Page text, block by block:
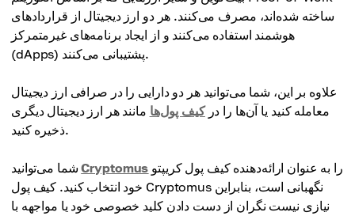
ساخته شده‌اند، مصرف می‌کنند. هر دو ارز دیجیتال از قراردادهای
هوشمند استفاده می‌کنند و از ایجاد برنامه‌های غیرمتمرکز
(dApps) پشتیبانی می‌کنند.
علاوه بر این، شما می‌توانید هر دو دارایی را در صرافی ارز دیجیتال
معامله کنید یا آن‌ها را درکیف پول‌ها مانند هر ارز دیجیتال دیگری
ذخیره کنید.
شما می‌توانیدCryptomus
خود انتخاب کنید. کیف پول Cryptomus نگهبانی است، بنابراین
نیازی نیست نگران از دست دادن کلید خصوصی خود یا مواجهه با